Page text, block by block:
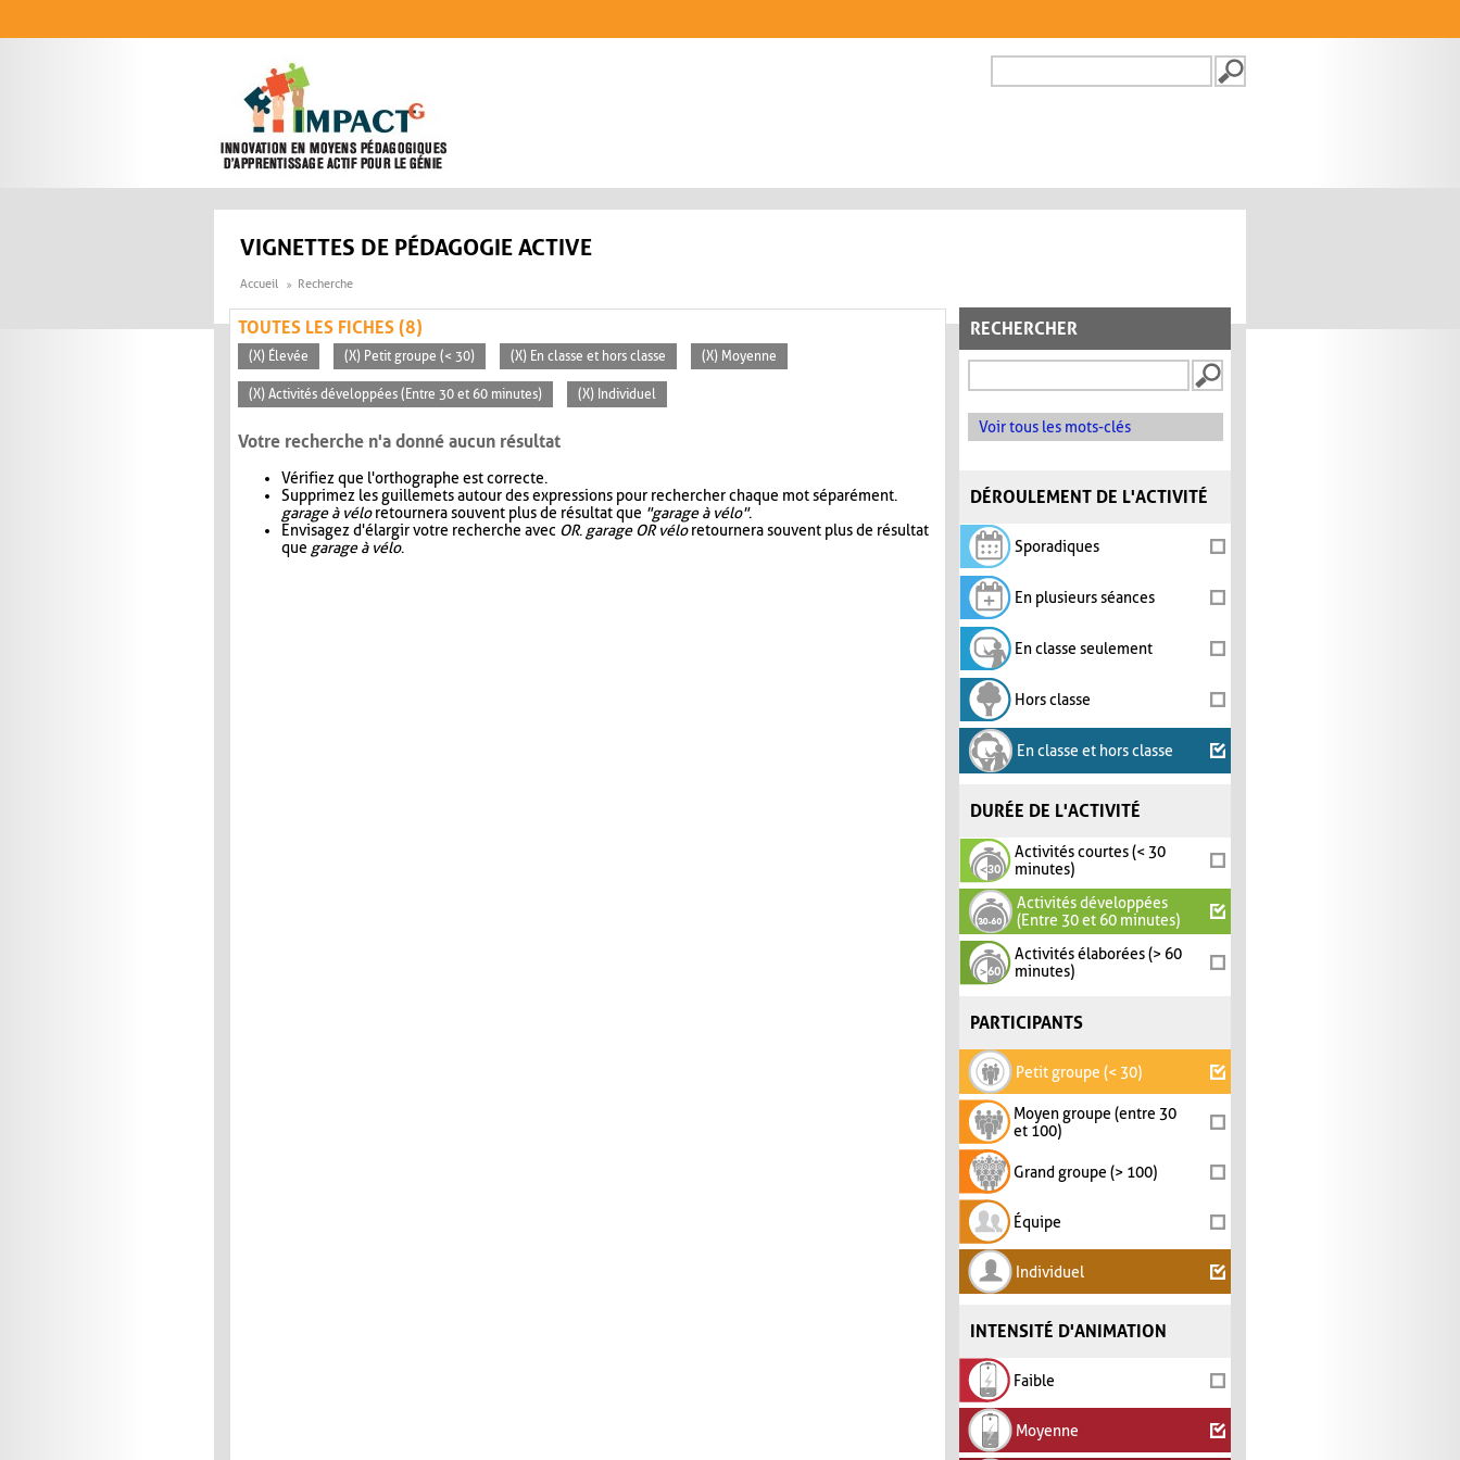
FORMULAIRE DE
VIGNETTES DE PÉDAGOGIE ACTIVE
Accueil Recherche
RECHERCHER
Voir tous les mots-clés
DÉROULEMENT DE L'ACTIVITÉ
Sporadiques
En plusieurs séances
En classe seulement
Hors classe
En classe et hors classe
DURÉE DE L'ACTIVITÉ
Activités courtes (< 30
minutes)
Activités développées
(Entre 30 et 60 minutes)
Activités élaborées (> 60
minutes)
PARTICIPANTS
Petit groupe (< 30)
Moyen groupe (entre 30
et 100)
Grand groupe (> 100)
Équipe
Individuel
INTENSITÉ D'ANIMATION
Faible
Moyenne
TOUTES LES FICHES (8)
(X) Élevée (X) Petit groupe (< 30) (X) En classe et hors classe (X) Moyenne
(X) Activités développées (Entre 30 et 60 minutes) (X) Individuel
Votre recherche n'a donné aucun résultat
Vérifiez que l'orthographe est correcte.
Supprimez les guillemets autour des expressions pour rechercher chaque mot séparément.
garage à véloretournera souvent plus de résultat que "garage à vélo".
Envisagez d'élargir votre recherche avec OR. garage OR véloretournera souvent plus de résultat
que garage à vélo.